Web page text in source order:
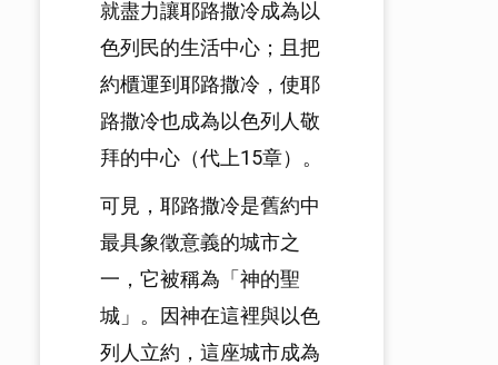
就盡力讓耶路撒冷成為以
色列民的生活中心；且把
約櫃運到耶路撒冷，使耶
路撒冷也成為以色列人敬
拜的中心（代上15章）。
可見，耶路撒冷是舊約中
最具象徵意義的城市之
一，它被稱為「神的聖
城」。因神在這裡與以色
列人立約，這座城市成為